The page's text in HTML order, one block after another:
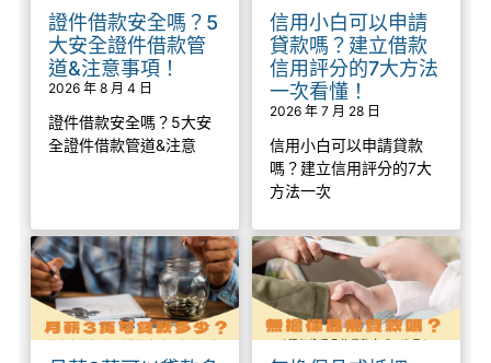
證件借款安全嗎？5
大安全證件借款管
道&注意事項！
2026 年 8 月 4 日
證件借款安全嗎？5大安
全證件借款管道&注意
信用小白可以申請
貸款嗎？建立借款
信用評分的7大方法
一次看懂！
2026 年 7 月 28 日
信用小白可以申請貸款
嗎？建立信用評分的7大
方法一次